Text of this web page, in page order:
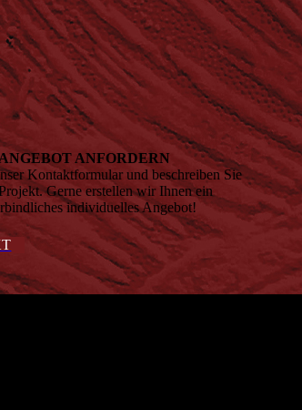
ANGEBOT ANFORDERN
Kontaktformular und beschreiben Sie
Gerne erstellen wir Ihnen ein
individuelles Angebot!